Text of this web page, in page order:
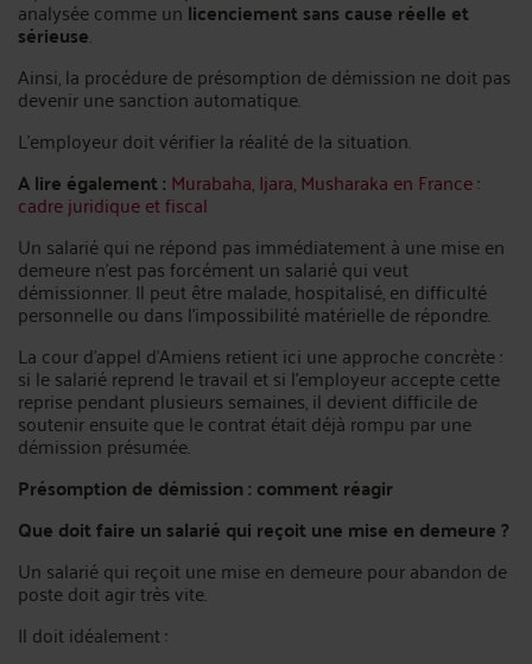
analysée comme unlicenciement sans cause réelle et
sérieuse.
Ainsi, la procédure de présomption de démission ne doit pas
devenir une sanction automatique.
L’employeur doit vérifier la réalité de la situation.
A lire également : Murabaha, Ijara, Musharaka en France :
cadre juridique et fiscal
Un salarié qui ne répond pas immédiatement à une mise en
demeure n’est pas forcément un salarié qui veut
démissionner. Il peut être malade, hospitalisé, en difficulté
personnelle ou dans l’impossibilité matérielle de répondre.
La cour d’appel d’Amiens retient ici une approche concrète :
si le salarié reprend le travail et si l’employeur accepte cette
reprise pendant plusieurs semaines, il devient difficile de
soutenir ensuite que le contrat était déjà rompu par une
démission présumée.
Présomption de démission : comment réagir
Que doit faire un salarié qui reçoit une mise en demeure ?
Un salarié qui reçoit une mise en demeure pour abandon de
poste doit agir très vite.
Il doit idéalement :